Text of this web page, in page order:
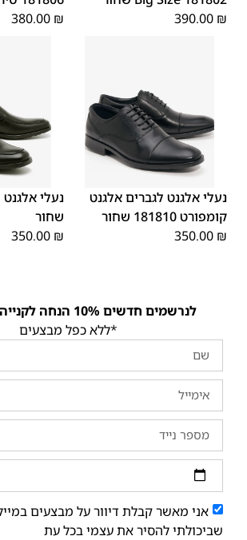
390.00 ₪
380.00 ₪
40
41
42
43
נעלי אלגנט לגברים אלגנט
קומפורט 181810 שחור
350.00 ₪
40
41
שחור
350.00 ₪
לנרשמים חדשים 10% הנחה לקנייה הראשונה!
*ללא כפל מבצעים
אני מאשר קבלת דיוור על מבצעים
שביכולתי להסיר את עצמי בכל עת